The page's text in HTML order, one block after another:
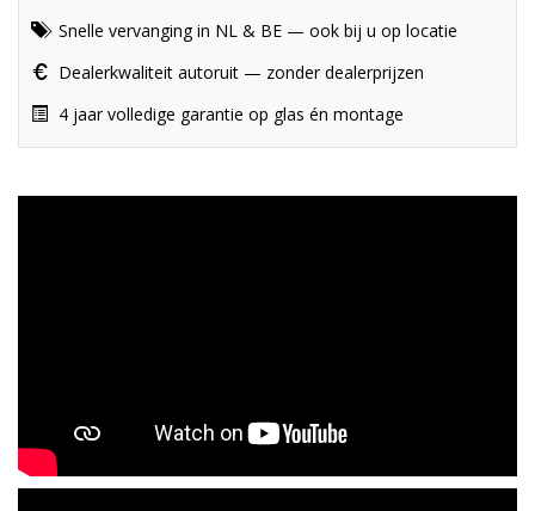
Snelle vervanging in NL & BE — ook bij u op locatie
Dealerkwaliteit autoruit — zonder dealerprijzen
4 jaar volledige garantie op glas én montage